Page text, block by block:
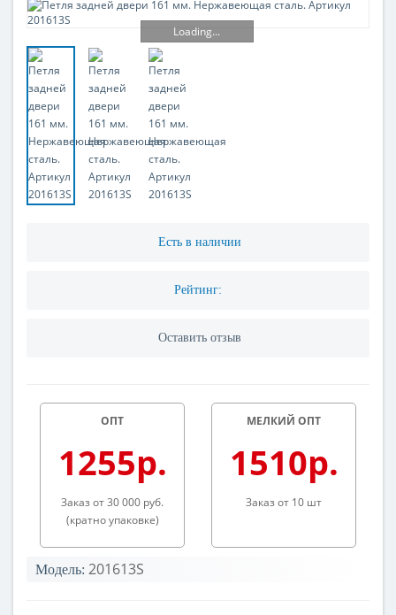
Loading...
Есть в наличии
Рейтинг:
Оставить отзыв
ОПТ
1255р.
Заказ от 30 000 руб.
(кратно упаковке)
МЕЛКИЙ ОПТ
1510р.
Заказ от 10 шт
Модель: 201613S